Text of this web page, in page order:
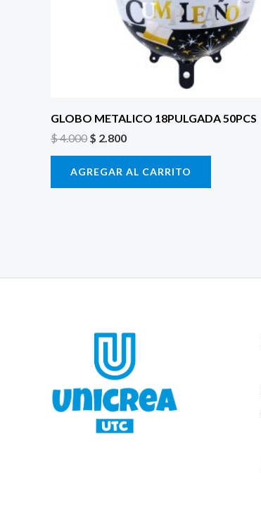
GLOBO METALICO 18PULGADA 50PCS
$4.000 $ 2.800
AGREGAR AL CARRITO